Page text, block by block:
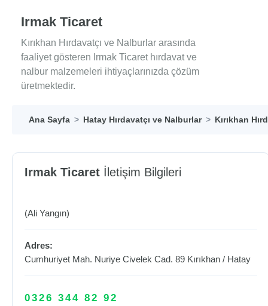
Irmak Ticaret
Kırıkhan Hırdavatçı ve Nalburlar arasında
faaliyet gösteren Irmak Ticaret hırdavat ve
nalbur malzemeleri ihtiyaçlarınızda çözüm
üretmektedir.
Ana Sayfa Hatay Hırdavatçı ve Nalburlar Kırıkhan
Irmak Ticaret İletişim Bilgileri
(Ali Yangın)
Adres:
Cumhuriyet Mah. Nuriye Civelek Cad. 89 Kırıkhan / Hatay
0326 344 82 92